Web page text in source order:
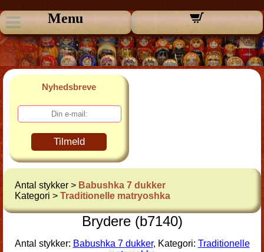
Menu
Nyhedsbreve
Tilmeld
Antal stykker > Babushka 7 dukker
Kategori > Traditionelle matryoshka
Brydere (b7140)
Antal stykker: Babushka 7 dukker, Kategori: Traditionelle